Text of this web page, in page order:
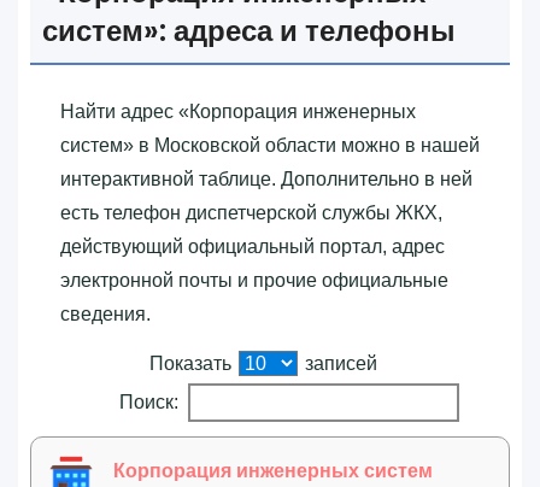
систем»‎: адреса и телефоны
Найти адрес «‎Корпорация инженерных
систем»‎ в Московской области можно в нашей
интерактивной таблице. Дополнительно в ней
есть телефон диспетчерской службы ЖКХ,
действующий официальный портал, адрес
электронной почты и прочие официальные
сведения.
Показать
записей
Поиск:
Корпорация инженерных систем